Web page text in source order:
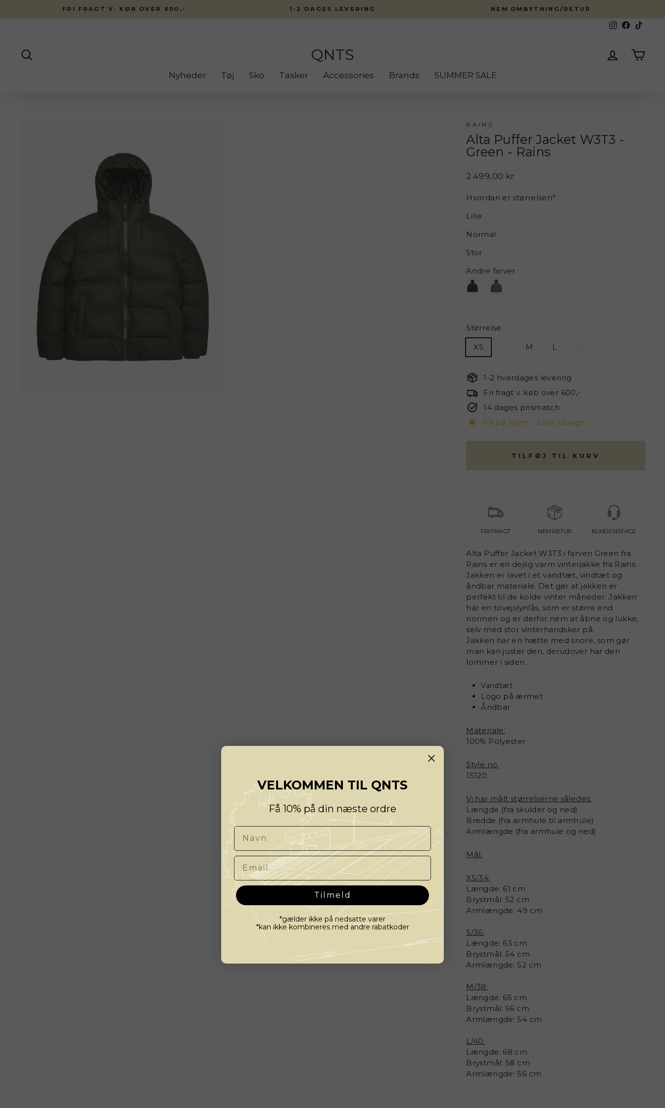
til
FRI FRAGT V. KØB OVER 600,- 1-2 DAGES LEVERING NEM OMBYTNING/RETUR
InstagramFacebook
QNTS Log ind
Nyheder Tøj Sko Tasker Accessories Brands SUMMER SALE
RAINS
Alta Puffer Jacket W3T3 -
Green - Rains
Normalpris
2.499,00 kr
Hvordan er størrelsen?
Lille
Normal
Stor
Andre farver
Størrelse
XS M L
1-2 hverdages levering
Fri fragt v. køb over 600,-
14 dages prismatch
Få på lager - 2 stk. tilbage
TILFØJ TIL KURV
FRI FRAGT NEM RETUR KUNDESERVICE
Alta Puffer Jacket W3T3 i farven Green fra
Rains er en dejlig varm vinterjakke fra Rains.
Jakken er lavet i et vandtæt, vindtæt og
åndbar materiale. Det gør at jakken er
perfekt til de koldevinter måneder. Jakken
har en tovejslynlås, som er større end
normen og er derfor nem at åbne og lukke,
selv med stor vinterhandsker på.
Jakken har en hætte med snore, som gør
man kan juster den, derudover har den
lommer i siden.
Vandtæt
Logo på ærmet
Åndbar
Materiale:
100% Polyester
Style no.
15120
Vi har målt størrelserne således:
Længde (fra skulder og ned)
Bredde (fra armhule til armhule)
Armlængde (fra armhule og ned)
Mål:
XS/34:
Længde: 61 cm
Brystmål: 52 cm
Armlængde: 49 cm
S/36:
Længde: 63 cm
Brystmål: 54 cm
Armlængde: 52 cm
M/38:
Længde: 65 cm
Brystmål: 56 cm
Armlængde: 54 cm
L/40:
Længde: 68 cm
Brystmål: 58 cm
Armlængde: 56 cm
VELKOMMEN TIL QNTS
Få 10% på din næste ordre
Navn
Email
Tilmeld
*gælder ikke på nedsatte varer
*kan ikke kombineres med andre rabatkoder